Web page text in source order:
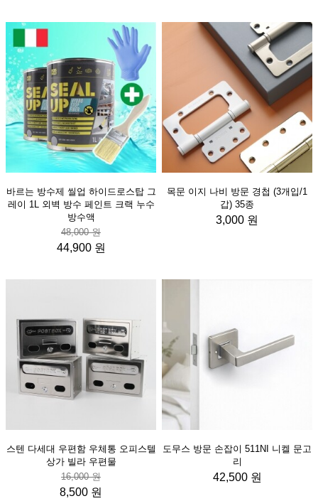
바르는 방수제 씰업 하이드로스탑 그
레이 1L 외벽 방수 페인트 크랙 누수
방수액
48,000 원
44,900 원
목문 이지 나비 방문 경첩 (3개입/1
갑) 35종
3,000 원
스텐 다세대 우편함 우체통 오피스텔
상가 빌라 우편물
16,000 원
8,500 원
도무스 방문 손잡이 511NI 니켈 문고
리
42,500 원